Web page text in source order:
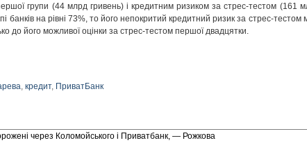
групи (44 млрд гривень) і кредитним ризиком за стрес-тестом (161
банків на рівні 73%, то його непокритий кредитний ризик за стрес-
до його можливої оцінки за стрес-тестом першої двадцятки.
, кредит, ПриватБанк
через Коломойського і Приватбанк, — Рожкова